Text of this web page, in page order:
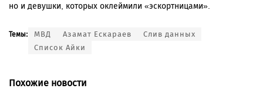
но и девушки, которых оклеймили «эскортницами».
Темы: МВД Азамат Ескараев
Слив данных
Список Айки
Похожие новости